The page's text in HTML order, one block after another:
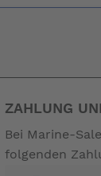
ZAHLUNG
Bei Marine-
folgenden